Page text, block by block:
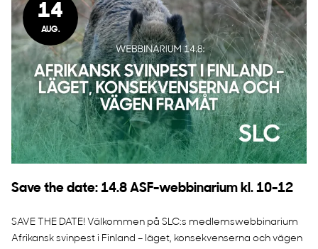
14
AUG.
Save the date: 14.8 ASF-webbinarium kl. 10-12
SAVE THE DATE! Välkommen på SLC:s medlemswebbinarium
Afrikansk svinpest i Finland – läget, konsekvenserna och vägen